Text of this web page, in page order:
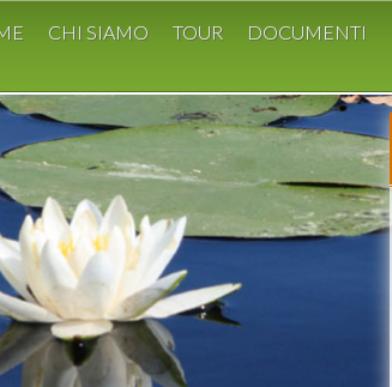
CHI SIAMO TOUR DOCUMENTI